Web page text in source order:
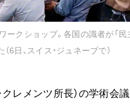
義
』『人間革命』
聖教電子版
聖教ブック
クショップ。各国の識者が「民
6日、スイス・ジュネーブで）
レメンツ所長）の学術会